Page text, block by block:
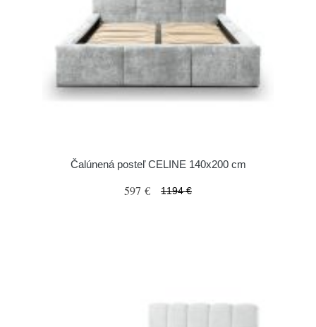
Čalúnená posteľ CELINE 140x200 cm
597 € 1194 €